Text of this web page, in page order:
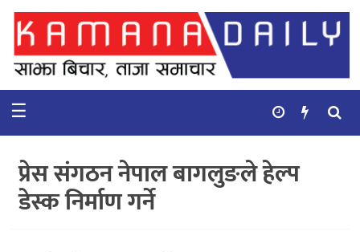
गृहपृष्ठ
समाचार
कुटनिती
कुराकानी
☰
प्रेस संगठन नेपाल बागलुङले हेल्प
डेस्क निर्माण गर्ने